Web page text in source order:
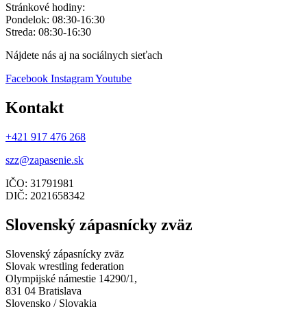
Stránkové hodiny:
Pondelok: 08:30-16:30
Streda: 08:30-16:30
Nájdete nás aj na sociálnych sieťach
Facebook InstagramYoutube
Kontakt
+421 917 476 268
szz@zapasenie.sk
IČO: 31791981
DIČ: 2021658342
Slovenský zápasnícky zväz
Slovenský zápasnícky zväz
Slovak wrestling federation
Olympijské námestie 14290/1,
831 04 Bratislava
Slovensko / Slovakia